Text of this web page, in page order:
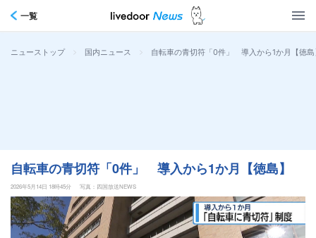
一覧
ニューストップ > 国内ニュース > 自転車の青切符「0件」 導入から1か月【徳島
自転車の青切符「0件」 導入から1か月【徳島】
2026年5月14日 18時45分 写真：四国放送NEWS